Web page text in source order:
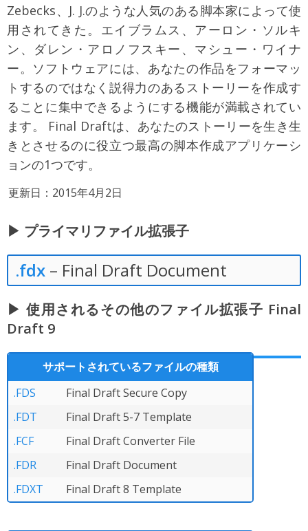
Zebecks、J. J.のような人気のある脚本家によって使
用されてきた。エイブラムス、アーロン・ソルキ
ン、ダレン・アロノフスキー、マシュー・ワイナ
ー。ソフトウェアには、あなたの作品をフォーマッ
トするのではなく説得力のあるストーリーを作成す
ることに集中できるようにする機能が満載されてい
ます。 Final Draftは、あなたのストーリーを生き生
きとさせるのに役立つ最高の脚本作成アプリケーシ
ョンの1つです。
更新日：2015年4月2日
▶ プライマリファイル拡張子
.fdx – Final Draft Document
▶ 使用されるその他のファイル拡張子 Final
Draft 9
サポートされているファイルの種類
.FDS
Final Draft Secure Copy
.FDT
Final Draft 5-7 Template
.FCF
Final Draft Converter File
.FDR
Final Draft Document
.FDXT
Final Draft 8 Template